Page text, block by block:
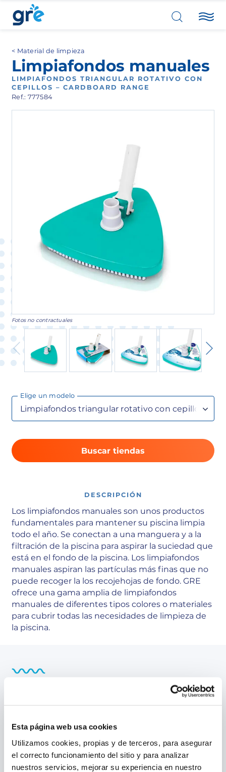
Esta página web usa cookies
Utilizamos cookies, propias y de terceros, para asegurar
el correcto funcionamiento del sitio y para analizar
nuestros servicios, mejorar su experiencia en nuestro
Material de limpieza
Limpiafondos manuales
LIMPIAFONDOS TRIANGULAR ROTATIVO CON
CEPILLOS – CARDBOARD RANGE
Ref.: 777584
Fotos no contractuales
Elige un modelo
Buscar tiendas
DESCRIPCIÓN
Los limpiafondos manuales son unos productos
fundamentales para mantener su piscina limpia
todo el año. Se conectan a una manguera y a la
filtración de la piscina para aspirar la suciedad que
está en el fondo de la piscina. Los limpiafondos
manuales aspiran las partículas más finas que no
puede recoger la los recojehojas de fondo. GRE
ofrece una gama amplia de limpiafondos
manuales de diferentes tipos colores o materiales
para cubrir todas las necesidades de limpieza de
la piscina.
Cabezal de limpiafondos triangular rotativo
Contiene cepillos inferiores
Ofrece un mantenimiento rápido y económico
de la piscina